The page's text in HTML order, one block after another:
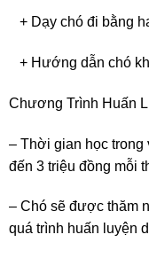
+ Dạy chó đi bằng
+ Hướng dẫn chó
Chương Trình Huấn
– Thời gian học trong
đến 3 triệu đồng mỗi
– Chó sẽ được thăm
quá trình huấn luyện